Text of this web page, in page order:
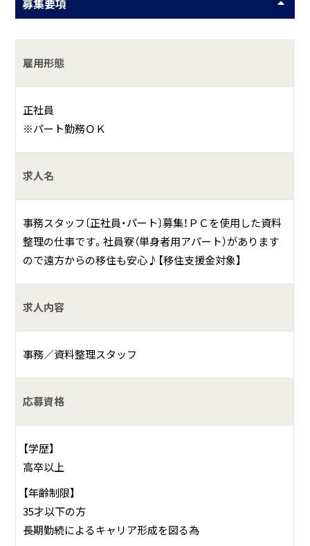
何をしている会社？
◆港湾維持管理に関する調査
海洋調査の専門家集団として、確かな技術力とサポートで、
お客様のニーズにしっかりとお応え致します。
募集要項
雇用形態
正社員
※パート勤務ＯＫ
求人名
事務スタッフ〔正社員・パート〕募集！ＰＣを使用した資料
整理の仕事です。社員寮（単身者用アパート）があります
ので遠方からの移住も安心♪【移住支援金対象】
求人内容
事務／資料整理スタッフ
応募資格
【学歴】
高卒以上
【年齢制限】
35才以下の方
長期勤続によるキャリア形成を図る為